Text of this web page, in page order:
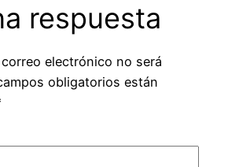
respuesta
electrónico no será
obligatorios están